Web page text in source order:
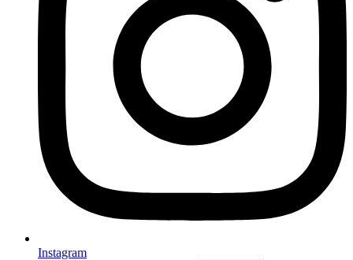
Instagram